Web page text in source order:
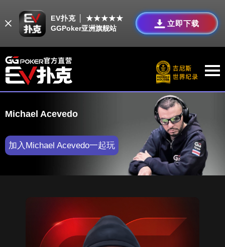
EV扑克 │ ★★★★★
GGPoker亚洲旗舰站
立即下载
Michael Acevedo
加入Michael Acevedo一起玩